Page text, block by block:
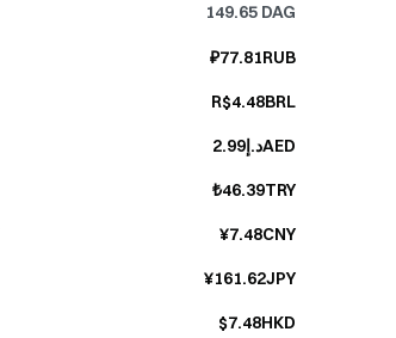
149.65 DAG
₽77.81RUB
R$4.48BRL
د.إ2.99AED
₺46.39TRY
¥7.48CNY
¥161.62JPY
$7.48HKD